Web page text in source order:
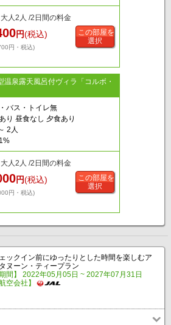
人2人 /2日間の料金
円(税込)
円・税込)
この部屋を
選択
温泉露天風呂付ヴィラ「コルボ・
バス・トイレ無
り 昼食なし 夕食あり
2人
人2人 /2日間の料金
円(税込)
円・税込)
この部屋を
選択
ックイン前にゆったりとした時間を楽しむア
ヌーン・ティープラン
期間】 2022年05月05日 ~ 2027年07月31日
航空会社】